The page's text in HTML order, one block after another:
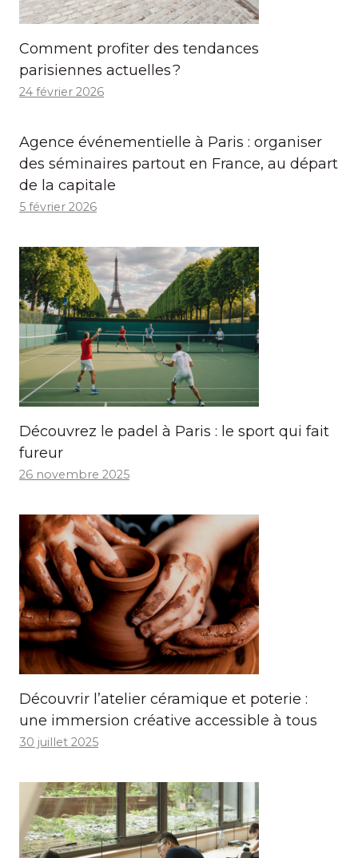
Comment profiter des tendances
parisiennes actuelles ?
24 février 2026
Agence événementielle à Paris : organiser
des séminaires partout en France, au départ
de la capitale
5 février 2026
Découvrez le padel à Paris : le sport qui fait
fureur
26 novembre 2025
Découvrir l’atelier céramique et poterie :
une immersion créative accessible à tous
30 juillet 2025